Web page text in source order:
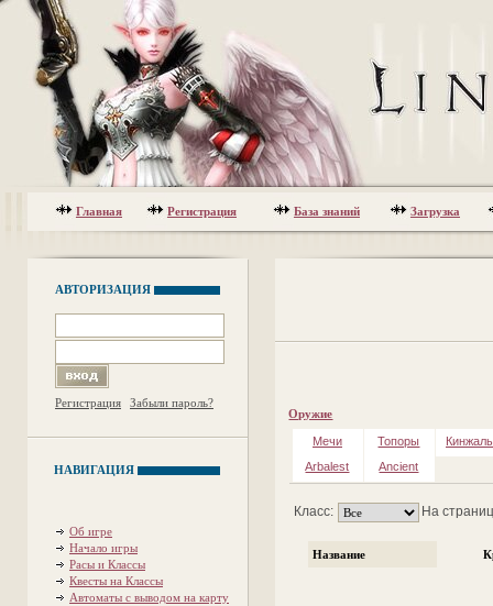
Главная Регистрация База знаний Загрузка
АВТОРИЗАЦИЯ
Регистрация Забыли пароль?
НАВИГАЦИЯ
Об игре
Начало игры
Расы и Классы
Квесты на Классы
Автоматы с выводом на карту
Оружие
Мечи Топоры
Arbalest
Ancient
Класс: На
Название